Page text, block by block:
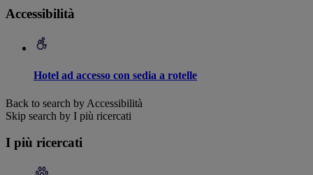
Accessibilità
Hotel ad accesso con sedia a rotelle
Back to search by Accessibilità
Skip search by I più ricercati
I più ricercati